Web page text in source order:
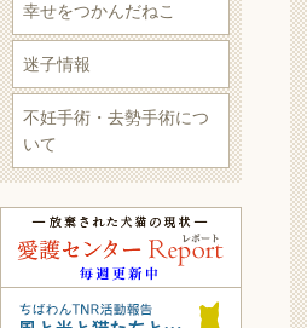
幸せをつかんだねこ
迷子情報
不妊手術・去勢手術につ
いて